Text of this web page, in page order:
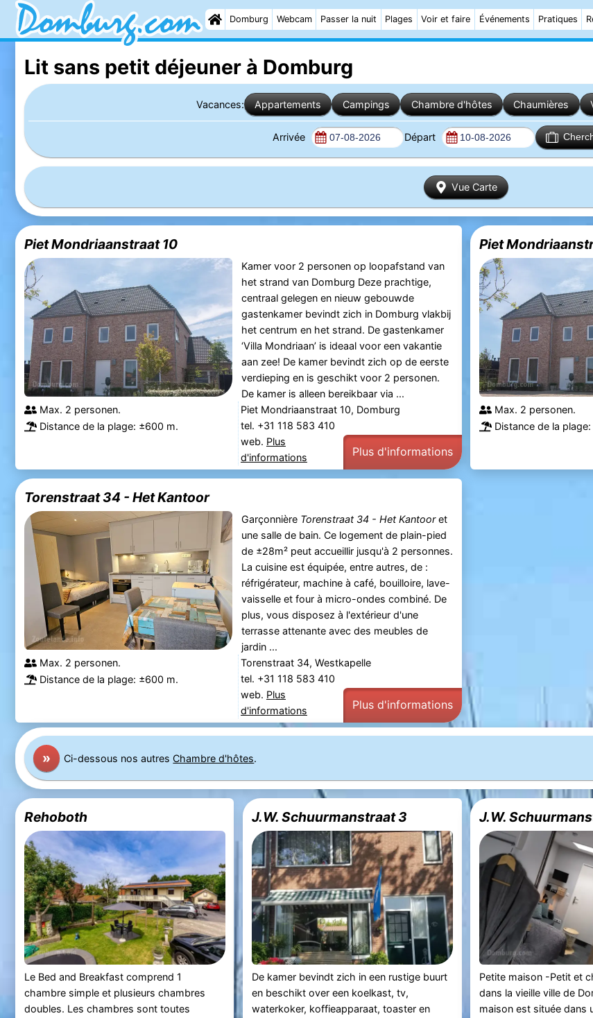
Domburg Webcam Passer la nuit Plages Voir et faire Événements Pratiques
Lit sans petit déjeuner à Domburg
Vacances: Appartements Campings Chambre d'hôtes Chaumières
Arrivée Départ
Vue Carte
Piet Mondriaanstraat 10
Kamer voor 2 personen op loopafstand van
het strand van Domburg Deze prachtige,
centraal gelegen en nieuw gebouwde
gastenkamer bevindt zich in Domburg vlakbij
het centrum en het strand. De gastenkamer
‘Villa Mondriaan’ is ideaal voor een vakantie
aan zee! De kamer bevindt zich op de eerste
verdieping en is geschikt voor 2 personen.
De kamer is alleen bereikbaar via ...
Max. 2 personen.
Distance de la plage: ±600 m.
Piet Mondriaanstraat 10, Domburg
tel. +31 118 583 410
web. Plus
d'informations
Plus d'informations
Piet
Max. 2 personen.
Distance de la
Torenstraat 34 - Het Kantoor
Garçonnière Torenstraat 34 - Het Kantooret
une salle de bain. Ce logement de plain-pied
de ±28m² peut accueillir jusqu'à 2 personnes.
La cuisine est équipée, entre autres, de :
réfrigérateur, machine à café, bouilloire, lave-
vaisselle et four à micro-ondes combiné. De
plus, vous disposez à l'extérieur d'une
terrasse attenante avec des meubles de
jardin ...
Max. 2 personen.
Distance de la plage: ±600 m.
Torenstraat 34, Westkapelle
tel. +31 118 583 410
web. Plus
d'informations
Plus d'informations
» Ci-dessous nos autresChambre d'hôtes.
Rehoboth
Le Bed and Breakfast comprend 1
chambre simple et plusieurs chambres
doubles. Les chambres sont toutes
J.W. Schuurmanstraat 3
De kamer bevindt zich in een rustige buurt
en beschikt over een koelkast, tv,
waterkoker, koffieapparaat, toaster en
J.W.
Petite maison -Petit et
dans la vieille ville de
maison est située dans